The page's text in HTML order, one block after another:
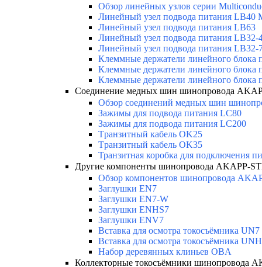
Обзор линейных узлов серии
Линейный узел подвода питания LB40
Линейный узел подвода питания LB63
Линейный узел подвода питания LB32-
Линейный узел подвода питания LB32-
Клеммные держатели линейного блока
Клеммные держатели линейного блока
Клеммные держатели линейного блока
Соединение медных шин шинопровода
Обзор соединений медных шин
Зажимы для подвода питания LC80
Зажимы для подвода питания LC200
Tранзитный кабель OK25
Tранзитный кабель OK35
Транзитная коробка для подключения
Другие компоненты шинопровода AKAPP-
Обзор компонентов шинопровода
Заглушки EN7
Заглушки EN7-W
Заглушки ENHS7
Заглушки ENV7
Вставка для осмотра токосъёмника UN7
Вставка для осмотра токосъёмника
Набор деревянных клиньев OBA
Коллекторные токосъёмники шинопровода